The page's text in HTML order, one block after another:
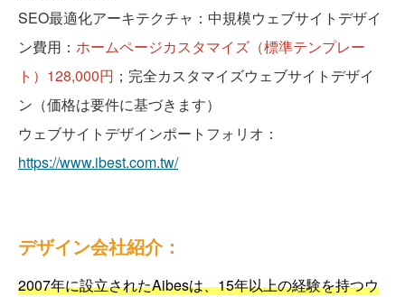
SEO最適化アーキテクチャ：中規模ウェブサイトデザイ
ン費用： ホームページカスタマイズ（標準テンプレー
ト）128,000円 ；完全カスタマイズウェブサイトデザイ
ン（価格は要件に基づきます）
ウェブサイトデザインポートフォリオ：
https://www.ibest.com.tw/
デザイン会社紹介：
2007年に設立されたAibesは、15年以上の経験を持つウ